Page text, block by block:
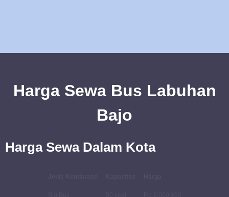
Harga Sewa Bus Labuhan
Bajo
Harga Sewa Dalam Kota